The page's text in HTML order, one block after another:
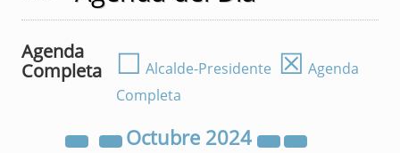
Agenda
Completa
☐ Alcalde-Presidente ☒ Agenda
Completa
Octubre 2024